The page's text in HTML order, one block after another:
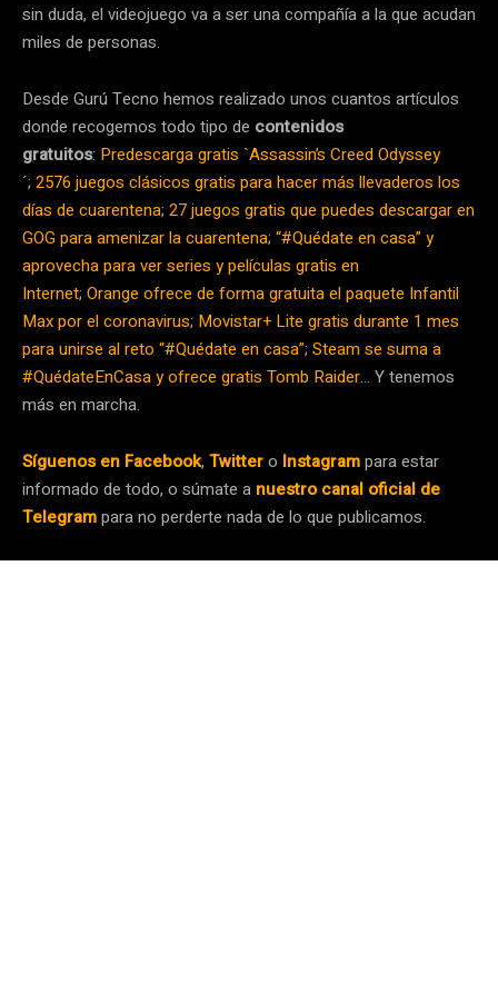
sin duda, el videojuego va a ser una compañía a la que acudan
miles de personas.
Desde Gurú Tecno hemos realizado unos cuantos artículos
donde recogemos todo tipo de contenidos
gratuitos: Predescarga gratis `Assassin’s Creed Odyssey
´; 2576 juegos clásicos gratis para hacer más llevaderos los
días de cuarentena; 27 juegos gratis que puedes descargar en
GOG para amenizar la cuarentena; “#Quédate en casa” y
aprovecha para ver series y películas gratis en
Internet; Orange ofrece de forma gratuita el paquete Infantil
Max por el coronavirus; Movistar+ Lite gratis durante 1 mes
para unirse al reto “#Quédate en casa”; Steam se suma a
#QuédateEnCasa y ofrece gratis Tomb Raider… Y tenemos
más en marcha.
Síguenos en Facebook, Twittero Instagrampara estar
informado de todo, o súmate a nuestro canal oficial de
Telegrampara no perderte nada de lo que publicamos.